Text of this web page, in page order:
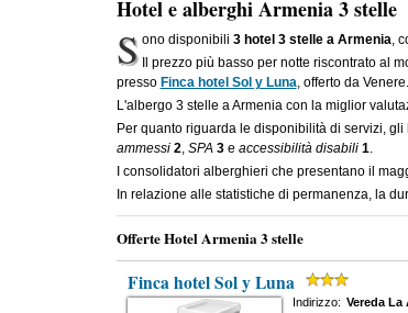
Hotel e alberghi Armenia 3 stelle
S ono disponibili3 hotel 3 stelle a Armenia,
Il prezzo più basso per notte riscontrato al
presso Finca hotel Sol y Luna, offerto da Venere.
L'albergo 3 stelle a Armenia con la miglior
Per quanto riguarda le disponibilità di servizi, gli
ammessi 2, SPA 3e accessibilità disabili 1.
I consolidatori alberghieri che presentano il
In relazione alle statistiche di permanenza, la
Offerte Hotel Armenia 3 stelle
Finca hotel Sol y Luna
Indirizzo: Vereda La